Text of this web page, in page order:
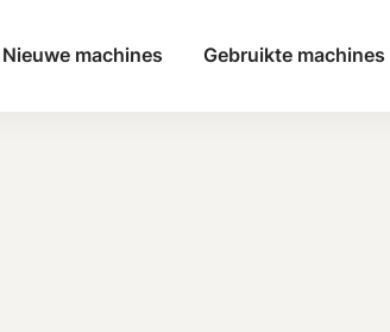
Nieuwe machines Gebruikte machines